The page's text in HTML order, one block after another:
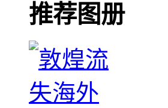
推荐图册